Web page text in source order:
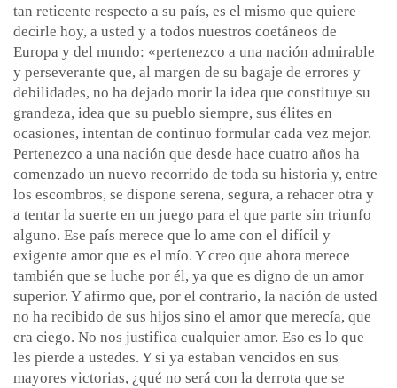
tan reticente respecto a su país, es el mismo que quiere
decirle hoy, a usted y a todos nuestros coetáneos de
Europa y del mundo: «pertenezco a una nación admirable
y perseverante que, al margen de su bagaje de errores y
debilidades, no ha dejado morir la idea que constituye su
grandeza, idea que su pueblo siempre, sus élites en
ocasiones, intentan de continuo formular cada vez mejor.
Pertenezco a una nación que desde hace cuatro años ha
comenzado un nuevo recorrido de toda su historia y, entre
los escombros, se dispone serena, segura, a rehacer otra y
a tentar la suerte en un juego para el que parte sin triunfo
alguno. Ese país merece que lo ame con el difícil y
exigente amor que es el mío. Y creo que ahora merece
también que se luche por él, ya que es digno de un amor
superior. Y afirmo que, por el contrario, la nación de usted
no ha recibido de sus hijos sino el amor que merecía, que
era ciego. No nos justifica cualquier amor. Eso es lo que
les pierde a ustedes. Y si ya estaban vencidos en sus
mayores victorias, ¿qué no será con la derrota que se